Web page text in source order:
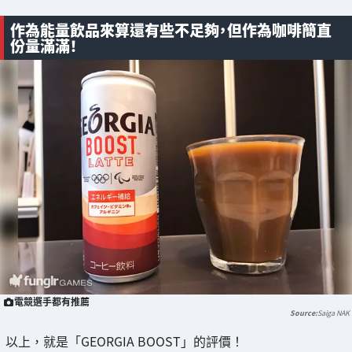
作為能量飲品來算還有些不足夠，但作為咖啡簡直
份量滿滿！
電競選手都有推薦
Saiga NAK
以上，就是「GEORGIA BOOST」的評價！